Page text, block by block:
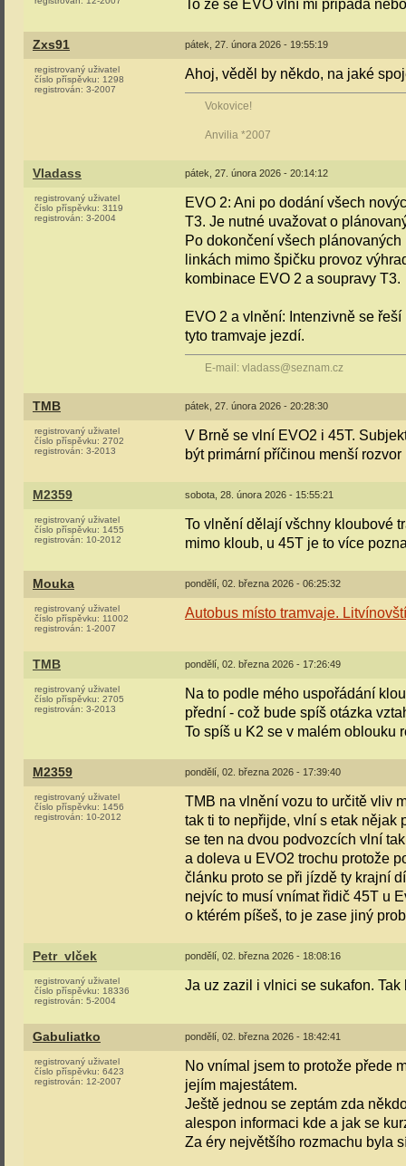
To že se EVO vlní mi připadá
Zxs91 pátek, 27. února 2026 - 19:55:19
registrovaný uživatel
číslo příspěvku: 1298
registrován: 3-2007
Ahoj, věděl by někdo, na jaké
Vokovice!
Anvilia *2007
Vladass pátek, 27. února 2026 - 20:14:12
registrovaný uživatel
číslo příspěvku: 3119
registrován: 3-2004
EVO 2: Ani po dodání všech
T3. Je nutné uvažovat o
Po dokončení všech
linkách mimo špičku provoz
kombinace EVO 2 a soupravy T3.
EVO 2 a vlnění: Intenzivně se
tyto tramvaje jezdí.
E-mail: vladass@seznam.cz
TMB pátek, 27. února 2026 - 20:28:30
registrovaný uživatel
číslo příspěvku: 2702
registrován: 3-2013
V Brně se vlní EVO2 i 45T.
být primární příčinou menší
M2359 sobota, 28. února 2026 - 15:55:21
registrovaný uživatel
číslo příspěvku: 1455
registrován: 10-2012
To vlnění dělají všchny kloubové
mimo kloub, u 45T je to více
Mouka pondělí, 02. března 2026 - 06:25:32
registrovaný uživatel
číslo příspěvku: 11002
registrován: 1-2007
Autobus místo tramvaje.
TMB pondělí, 02. března 2026 - 17:26:49
registrovaný uživatel
číslo příspěvku: 2705
registrován: 3-2013
Na to podle mého uspořádání
přední - což bude spíš otázka
To spíš u K2 se v malém oblouku
M2359 pondělí, 02. března 2026 - 17:39:40
registrovaný uživatel
číslo příspěvku: 1456
registrován: 10-2012
TMB na vlnění vozu to určitě vliv
tak ti to nepřijde, vlní s etak nějak
se ten na dvou podvozcích vlní
a doleva u EVO2 trochu protože
článku proto se při jízdě ty krajní
nejvíc to musí vnímat řidič 45T u
o ktérém píšeš, to je zase jiný
Petr_vlček pondělí, 02. března 2026 - 18:08:16
registrovaný uživatel
číslo příspěvku: 18336
registrován: 5-2004
Ja uz zazil i vlnici se sukafon.
Gabuliatko pondělí, 02. března 2026 - 18:42:41
registrovaný uživatel
číslo příspěvku: 6423
registrován: 12-2007
No vnímal jsem to protože přede
jejím majestátem.
Ještě jednou se zeptám zda
alespon informaci kde a jak se
Za éry největšího rozmachu byla